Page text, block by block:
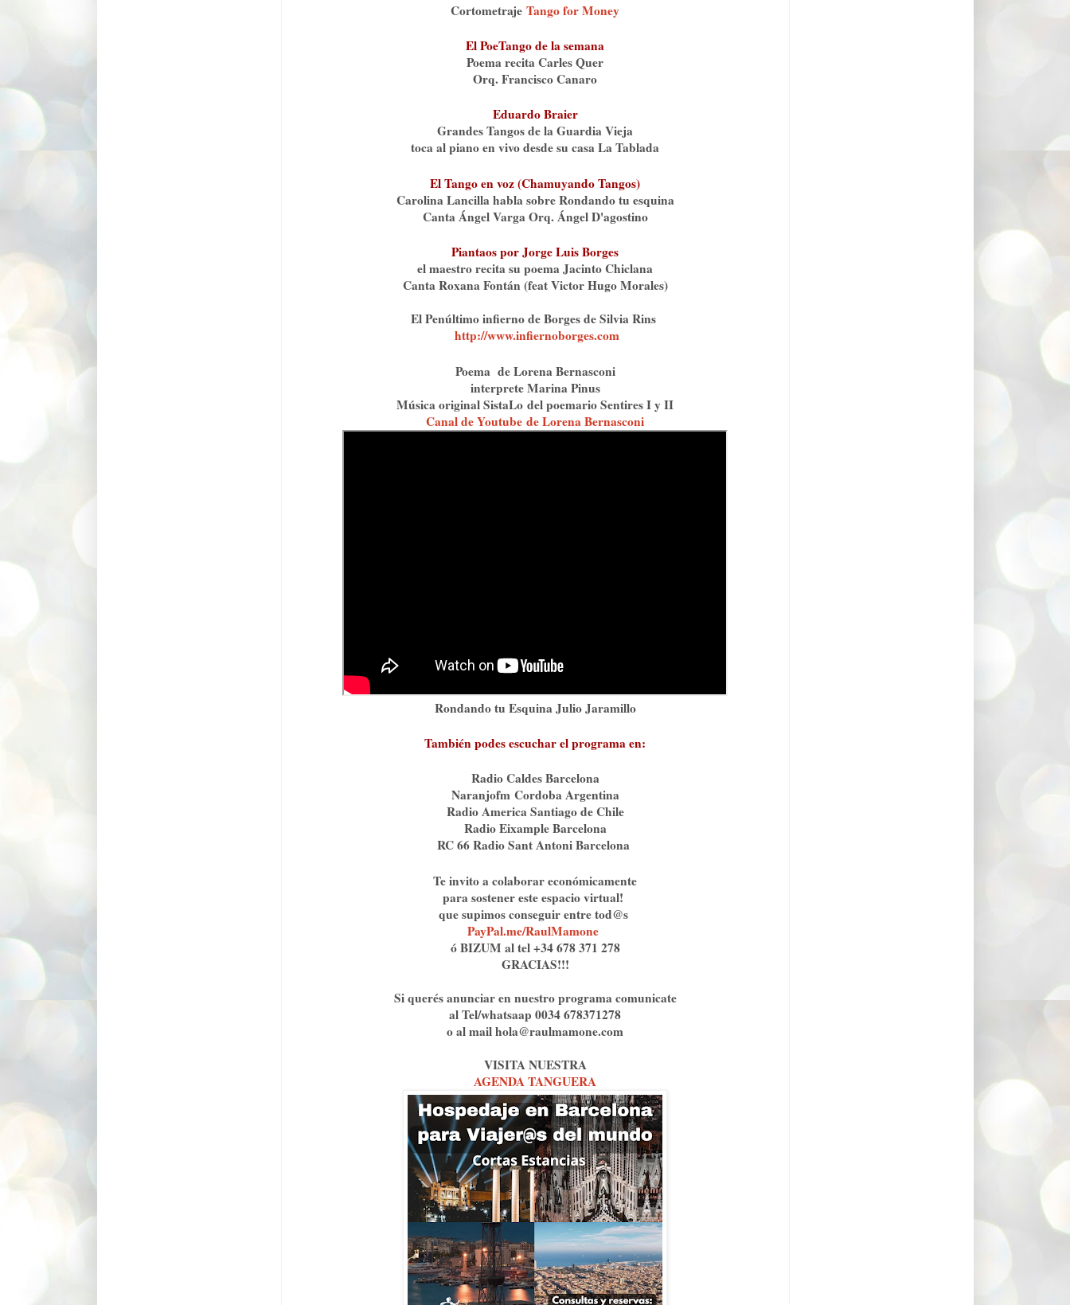
Cortometraje Tango for Money
El PoeTango de la semana
Poema recita Carles Quer
Orq. Francisco Canaro
Eduardo Braier
Grandes Tangos de la Guardia Vieja
toca al piano en vivo desde su casa La Tablada
El Tango en voz (Chamuyando Tangos)
Carolina Lancilla habla sobre Rondando tu esquina
Canta Ángel Varga Orq. Ángel D'agostino
Piantaos por Jorge Luis Borges
el maestro recita su poema Jacinto Chiclana
Canta Roxana Fontán (feat Victor Hugo Morales)
El Penúltimo infierno de Borges de Silvia Rins
http://www.infiernoborges.com⁠
Poema de Lorena Bernasconi
interprete Marina Pinus
Música original SistaLo del poemario Sentires I y II
Canal de Youtube⁠⁠ de Lorena Bernasconi
Rondando tu Esquina Julio Jaramillo
También podes escuchar el programa en:
Radio Caldes Barcelona
Naranjofm⁠⁠ Cordoba Argentina
Radio America Santiago de Chile
Radio Eixample Barcelona
RC 66 Radio Sant Antoni Barcelona
Te invito a colaborar económicamente
para sostener este espacio virtual!
que supimos conseguir entre tod@s
PayPal.me/RaulMamone
⁠ó BIZUM al tel +34 678 371 278
GRACIAS!!!
Si querés anunciar en nuestro programa comunicate
al Tel/whatsaap 0034 678371278
o al mail hola@raulmamone.com
VISITA NUESTRA
AGENDA TANGUERA